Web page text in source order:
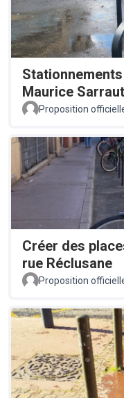
Maurice Sarraut
Proposition
Créer des
rue Réclusane
Proposition